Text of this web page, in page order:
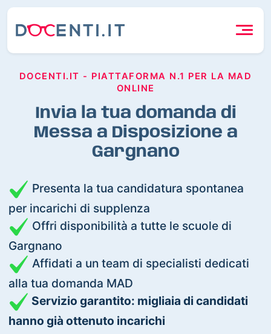
DOCENTI.IT - PIATTAFORMA N.1 PER LA MAD
ONLINE
Invia la tua domanda di
Messa a Disposizione a
Gargnano
Presenta la tua candidatura spontanea
per incarichi di supplenza
Offri disponibilità a tutte le scuole di
Gargnano
Affidati a un team di specialisti dedicati
alla tua domanda MAD
Servizio garantito: migliaia di candidati
hanno già ottenuto incarichi